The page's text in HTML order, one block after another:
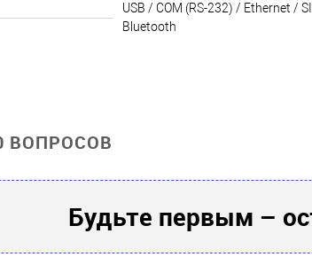
USB / COM (RS-232) / Ethernet /
Bluetooth
устройств
ВОПРОСОВ
Будьте первым –